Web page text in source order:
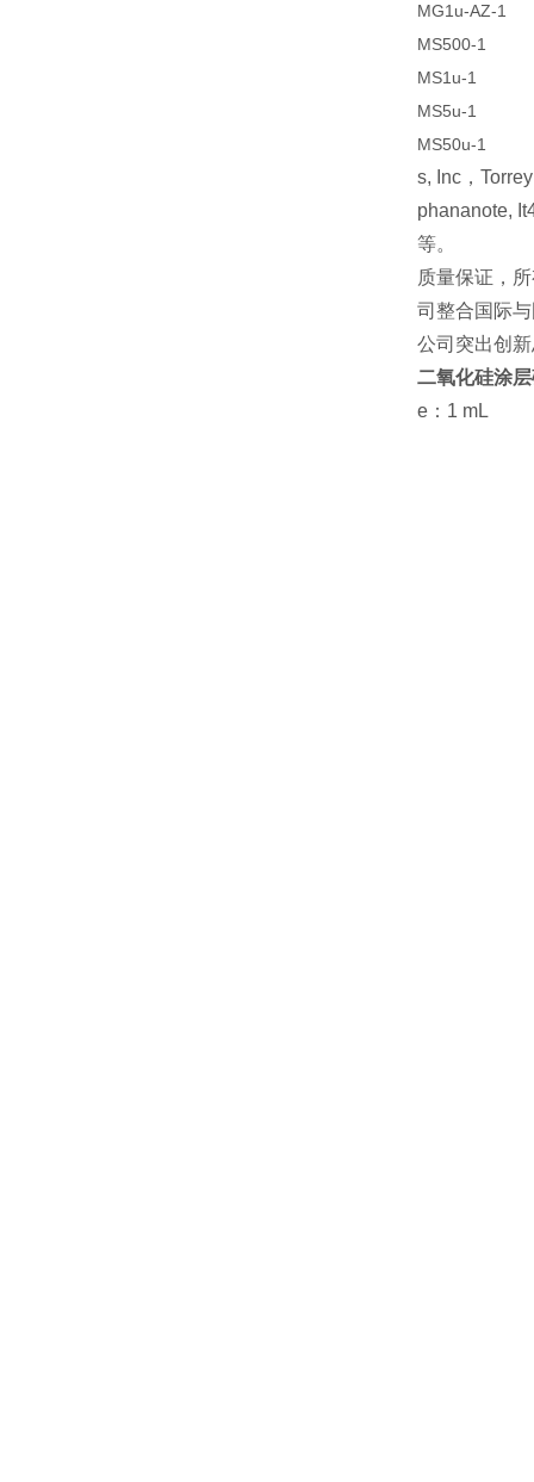
MG1u-AZ-1
MS500-1
MS1u-1
MS5u-1
MS50u-1
s, Inc，
phananote,
等。
质量保证，
司整合国际
公司突出创
二氧化硅涂
e：1 mL